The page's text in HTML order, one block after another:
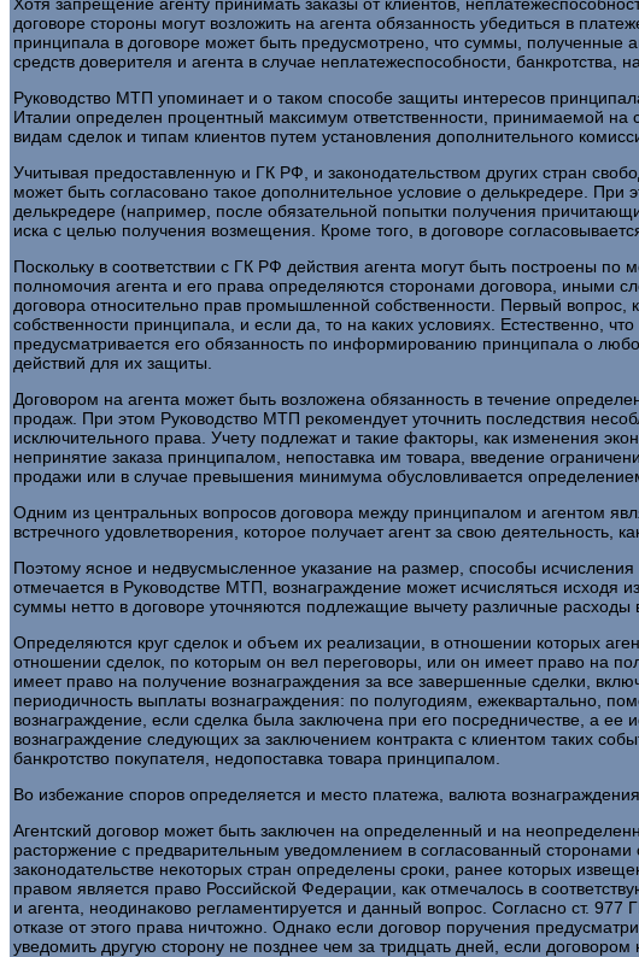
договоре стороны могут возложить на агента обязанность убедиться в
принципала в договоре может быть предусмотрено, что суммы, полученные
средств доверителя и агента в случае неплатежеспособности, банкротства,
Руководство МТП упоминает и о таком способе защиты интересов
Италии определен процентный максимум ответственности, принимаемой
видам сделок и типам клиентов путем установления дополнительного
Учитывая предоставленную и ГК РФ, и законодательством других стран
может быть согласовано такое дополнительное условие о делькредере.
делькредере (например, после обязательной попытки получения
иска с целью получения возмещения. Кроме того, в договоре
Поскольку в соответствии с ГК РФ действия агента могут быть построены
полномочия агента и его права определяются сторонами договора, иными
договора относительно прав промышленной собственности. Первый вопрос,
собственности принципала, и если да, то на каких условиях. Естественно,
предусматривается его обязанность по информированию принципала о
действий для их защиты.
Договором на агента может быть возложена обязанность в течение
продаж. При этом Руководство МТП рекомендует уточнить последствия
исключительного права. Учету подлежат и такие факторы, как изменения
непринятие заказа принципалом, непоставка им товара, введение
продажи или в случае превышения минимума обусловливается
Одним из центральных вопросов договора между принципалом и агентом
встречного удовлетворения, которое получает агент за свою
Поэтому ясное и недвусмысленное указание на размер, способы
отмечается в Руководстве МТП, вознаграждение может исчисляться
суммы нетто в договоре уточняются подлежащие вычету различные расходы
Определяются круг сделок и объем их реализации, в отношении которых
отношении сделок, по которым он вел переговоры, или он имеет право на
имеет право на получение вознаграждения за все завершенные сделки,
периодичность выплаты вознаграждения: по полугодиям, ежеквартально,
вознаграждение, если сделка была заключена при его посредничестве, а
вознаграждение следующих за заключением контракта с клиентом таких
банкротство покупателя, недопоставка товара принципалом.
Во избежание споров определяется и место платежа, валюта
Агентский договор может быть заключен на определенный и на
расторжение с предварительным уведомлением в согласованный
законодательстве некоторых стран определены сроки, ранее которых
правом является право Российской Федерации, как отмечалось в
и агента, неодинаково регламентируется и данный вопрос. Согласно ст.
отказе от этого права ничтожно. Однако если договор поручения
уведомить другую сторону не позднее чем за тридцать дней, если